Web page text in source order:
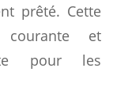
prêté. Cette
et
pour les